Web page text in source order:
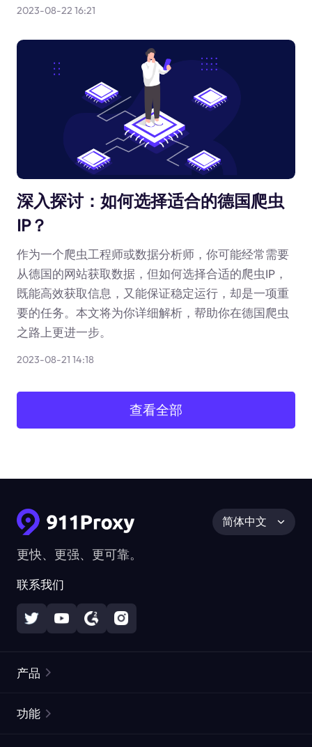
2023-08-22 16:21
深入探讨：如何选择适合的德国爬虫
IP？
作为一个爬虫工程师或数据分析师，你可能经常需要
从德国的网站获取数据，但如何选择合适的爬虫IP，
既能高效获取信息，又能保证稳定运行，却是一项重
要的任务。本文将为你详细解析，帮助你在德国爬虫
之路上更进一步。
2023-08-21 14:18
查看全部
更快、更强、更可靠。
联系我们
简体中文
产品
功能